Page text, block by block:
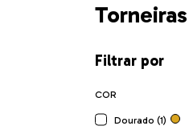
Filtrar por
COR
Dourado (1)